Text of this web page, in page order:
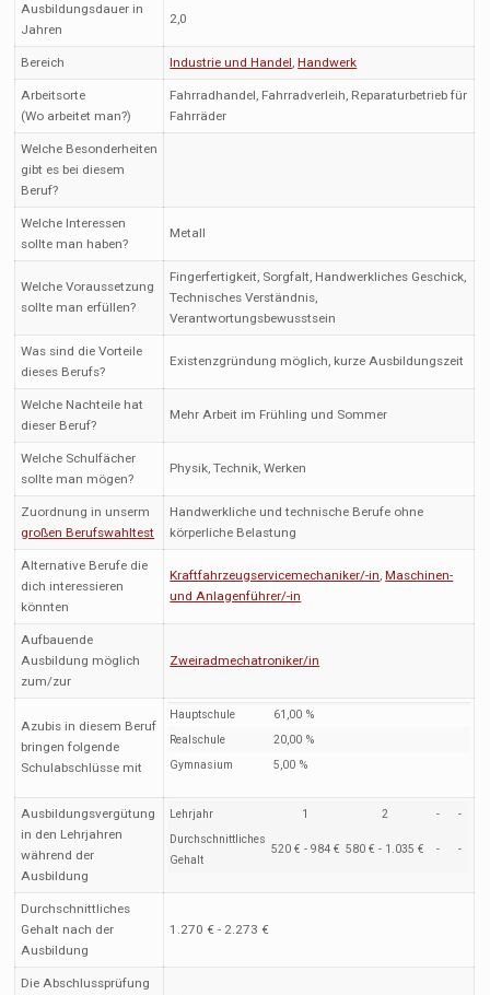
Ausbildungsdauer in
Jahren
2,0
Bereich Industrie und Handel,Handwerk
Arbeitsorte
(Wo arbeitet man?)
Fahrradhandel, Fahrradverleih, Reparaturbetrieb für
Fahrräder
Welche Besonderheiten
gibt es bei diesem
Beruf?
Welche Interessen
sollte man haben?
Metall
Welche Voraussetzung
sollte man erfüllen?
Fingerfertigkeit, Sorgfalt, Handwerkliches Geschick,
Technisches Verständnis,
Verantwortungsbewusstsein
Was sind die Vorteile
dieses Berufs?
Existenzgründung möglich, kurze Ausbildungszeit
Welche Nachteile hat
dieser Beruf?
Mehr Arbeit im Frühling und Sommer
Welche Schulfächer
sollte man mögen?
Physik, Technik, Werken
Zuordnung in unserm
großen Berufswahltest
Handwerkliche und technische Berufe ohne
körperliche Belastung
Alternative Berufe die
dich interessieren
könnten
Kraftfahrzeugservicemechaniker/-in,Maschinen-
und Anlagenführer/-in
Aufbauende
Ausbildung möglich
zum/zur
Zweiradmechatroniker/in
Azubis in diesem Beruf
bringen folgende
Schulabschlüsse mit
Hauptschule
61,00 %
Realschule
20,00 %
Gymnasium
5,00 %
Ausbildungsvergütung
in den Lehrjahren
während der
Ausbildung
Lehrjahr 1 2 -
-
Durchschnittliches
Gehalt
520 € - 984 € 580 € - 1.035 € - -
Durchschnittliches
Gehalt nach der
Ausbildung
1.270 € - 2.273 €
Die Abschlussprüfung